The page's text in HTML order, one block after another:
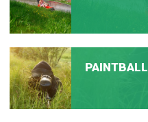
PAINTBALL